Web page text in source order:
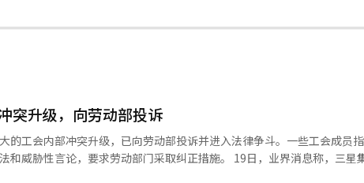
突升级，向劳动部投诉
的工会内部冲突升级，已向劳动部投诉并进入法律争斗。一些工会成员
要求劳动部门采取纠正措施。 19日，业界消息称，三星集团超企业工会
）的一些成员最近向劳动部提交了投诉，声称当前进行的劳资谈判及罢工